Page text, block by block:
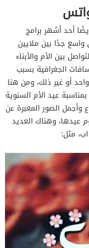
أحد أشهر برامج
جدًا بين ملايين
بين الأم والأبناء
الجغرافية بسبب
أو غير ذلك، ومن هنا
عيد الأم السنوية
وأجمل الصور المعبرة عن
عيدها، وهناك العديد
مثل: